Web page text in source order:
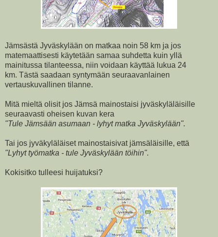
Jämsästä Jyväskylään on matkaa noin 58 km ja jos
matemaattisesti käytetään samaa suhdetta kuin yllä
mainitussa tilanteessa, niin voidaan käyttää lukua 24
km. Tästä saadaan syntymään seuraavanlainen
vertauskuvallinen tilanne.
Mitä mieltä olisit jos Jämsä mainostaisi jyväskyläläisille
seuraavasti oheisen kuvan kera
"Tule Jämsään asumaan - lyhyt matka Jyväskylään".
Tai jos jyväkyläläiset mainostaisivat jämsäläisille, että
"Lyhyt työmatka - tule Jyväskylään töihin".
Kokisitko tulleesi huijatuksi?